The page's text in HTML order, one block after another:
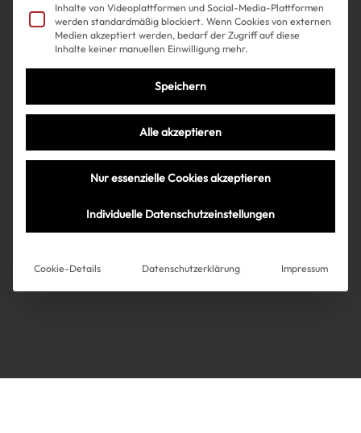
Über uns Kooperationen
AGB
Über uns
Kooperationen
Instagram
Très Click
Impressum
AGB
Inhalte von Videoplattformen und Social-Media-Plattformen
werden standardmäßig blockiert. Wenn Cookies von externen
Medien akzeptiert werden, bedarf der Zugriff auf diese
Inhalte keiner manuellen Einwilligung mehr.
Speichern
Alle akzeptieren
Nur essenzielle Cookies akzeptieren
Individuelle Datenschutzeinstellungen
Cookie-Details Datenschutzerklärung Impressum